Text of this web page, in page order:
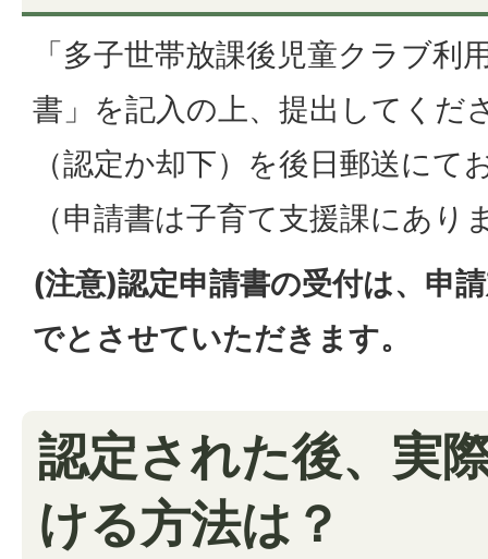
「多子世帯放課後児童クラブ利
書」を記入の上、提出してくだ
（認定か却下）を後日郵送に
（申請書は子育て支援課にあり
(注意)認定申請書の受付は、申
でとさせていただきます。
認定された後、実
ける方法は？